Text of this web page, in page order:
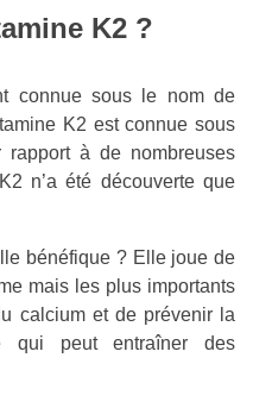
K2 ?
connue sous le nom de
K2 est connue sous
rapport à de nombreuses
n’a été découverte que
bénéfique ? Elle joue de
mais les plus importants
calcium et de prévenir la
qui peut entraîner des